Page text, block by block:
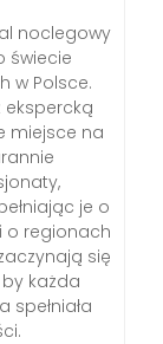
noclegowy
świecie
w Polsce.
miejsce na
je o
o regionach
się
każda